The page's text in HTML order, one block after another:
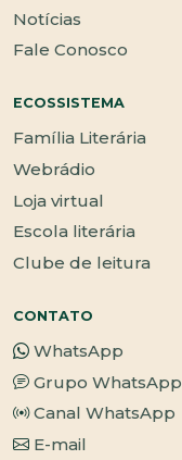
Notícias
Fale Conosco
ECOSSISTEMA
Família Literária
Webrádio
Loja virtual
Escola literária
Clube de leitura
CONTATO
WhatsApp
Grupo WhatsApp
Canal WhatsApp
E-mail